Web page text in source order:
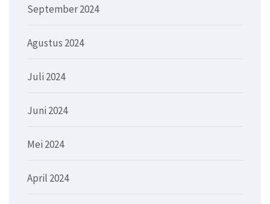
September 2024
Agustus 2024
Juli 2024
Juni 2024
Mei 2024
April 2024